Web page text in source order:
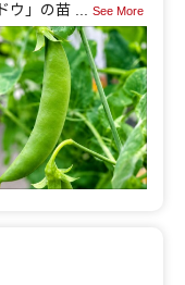
ウ」の苗
See More